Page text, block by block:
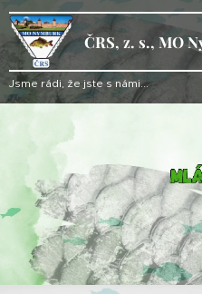
ČRS, z. s., MO
Jsme rádi, že jste s námi...